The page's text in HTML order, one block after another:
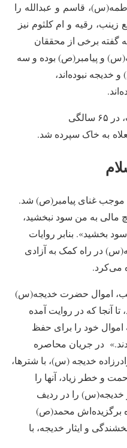
قاسم و عبدالله را
زینب، رقیه و ام کلثوم نیز
گفته برخی از محققان
و پیامبر(ص) بوده و سه
خدیجه نبوده‌اند،
خدیجه(س) سه سال قبل از هجرت، در ۶۵ سالگی
به خاک سپرده شد.
غنای پیامبر(ص) شد.
به من سود نبخشید،
بخشید». بنابر روایات
در راه کمک به آزادی
می‌کرد.
اموال حضرت خدیجه(س)
آنجا که در روایت آمده
خود را برای حفظ
در جریان محاصره
خدیجه (س)، با شترها،
و خطر زیاد، آنها را
خدیجه(س) را در ردیف
برگزیده‌اش محمد(ص)
و ایثار خدیجه، با